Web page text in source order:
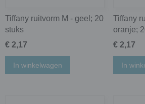
Tiffany ruitvorm M - geel; 20
stuks
€ 2,17
In winkelwagen
Tiffany
oranje;
€ 2,17
In